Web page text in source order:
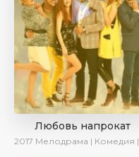
Любовь напрокат
2017 Мелодрама | Комедия | Ирина Котова